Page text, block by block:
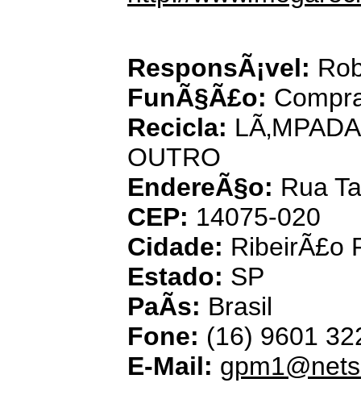
ResponsÃ¡vel:
FunÃ§Ã£o:
Recicla:
OUTRO
EndereÃ§o: Rua
CEP: 14075-020
Cidade: RibeirÃ£o
Estado: SP
PaÃ­s: Brasil
Fone: (16) 9601
E-Mail: